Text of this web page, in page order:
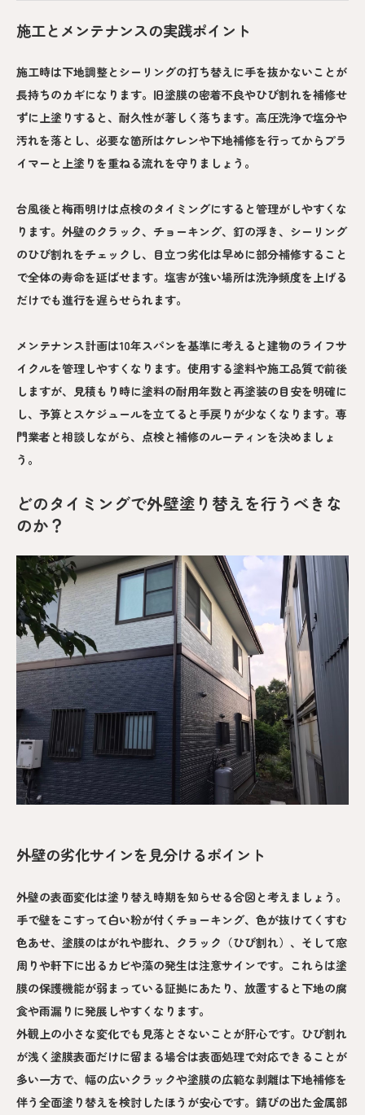
施工とメンテナンスの実践ポイント
施工時は下地調整とシーリングの打ち替えに手を抜かないことが
長持ちのカギになります。旧塗膜の密着不良やひび割れを補修せ
ずに上塗りすると、耐久性が著しく落ちます。高圧洗浄で塩分や
汚れを落とし、必要な箇所はケレンや下地補修を行ってからプラ
イマーと上塗りを重ねる流れを守りましょう。
台風後と梅雨明けは点検のタイミングにすると管理がしやすくな
ります。外壁のクラック、チョーキング、釘の浮き、シーリング
のひび割れをチェックし、目立つ劣化は早めに部分補修すること
で全体の寿命を延ばせます。塩害が強い場所は洗浄頻度を上げる
だけでも進行を遅らせられます。
メンテナンス計画は10年スパンを基準に考えると建物のライフサ
イクルを管理しやすくなります。使用する塗料や施工品質で前後
しますが、見積もり時に塗料の耐用年数と再塗装の目安を明確に
し、予算とスケジュールを立てると手戻りが少なくなります。専
門業者と相談しながら、点検と補修のルーティンを決めましょ
う。
どのタイミングで外壁塗り替えを行うべきな
のか？
外壁の劣化サインを見分けるポイント
外壁の表面変化は塗り替え時期を知らせる合図と考えましょう。
手で壁をこすって白い粉が付くチョーキング、色が抜けてくすむ
色あせ、塗膜のはがれや膨れ、クラック（ひび割れ）、そして窓
周りや軒下に出るカビや藻の発生は注意サインです。これらは塗
膜の保護機能が弱まっている証拠にあたり、放置すると下地の腐
食や雨漏りに発展しやすくなります。
外観上の小さな変化でも見落とさないことが肝心です。ひび割れ
が浅く塗膜表面だけに留まる場合は表面処理で対応できることが
多い一方で、幅の広いクラックや塗膜の広範な剥離は下地補修を
伴う全面塗り替えを検討したほうが安心です。錆びの出た金属部